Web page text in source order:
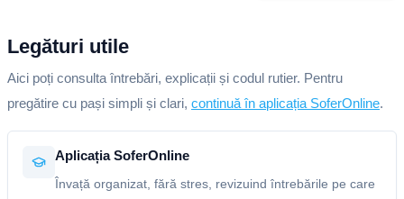
Legături utile
Aici poți consulta întrebări, explicații și codul rutier. Pentru
pregătire cu pași simpli și clari, continuă în aplicația SoferOnline.
Aplicația SoferOnline
Învață organizat, fără stres, revizuind întrebările pe care